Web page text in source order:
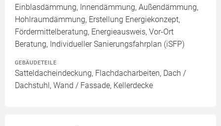
Einblasdämmung, Innendämmung, Außendämmung,
Hohlraumdämmung, Erstellung Energiekonzept,
Fördermittelberatung, Energieausweis, Vor-Ort
Beratung, Individueller Sanierungsfahrplan (iSFP)
GEBÄUDETEILE
Satteldacheindeckung, Flachdacharbeiten, Dach /
Dachstuhl, Wand / Fassade, Kellerdecke